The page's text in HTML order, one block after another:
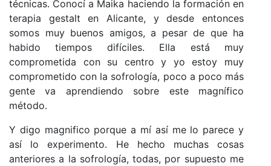
técnicas. Conocí a Maika haciendo la formación en
terapia gestalt en Alicante, y desde entonces
somos muy buenos amigos, a pesar de que ha
habido tiempos difíciles. Ella está muy
comprometida con su centro y yo estoy muy
comprometido con la sofrología, poco a poco más
gente va aprendiendo sobre este magnífico
método.
Y digo magnifico porque a mí así me lo parece y
así lo experimento. He hecho muchas cosas
anteriores a la sofrología, todas, por supuesto me